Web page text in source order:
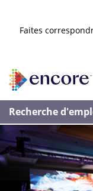
Faites
Recherche